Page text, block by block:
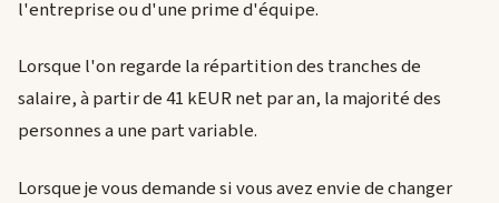
l'entreprise ou d'une prime d'équipe.
Lorsque l'on regarde la répartition des tranches de
salaire, à partir de 41 kEUR net par an, la majorité des
personnes a une part variable.
Lorsque je vous demande si vous avez envie de changer